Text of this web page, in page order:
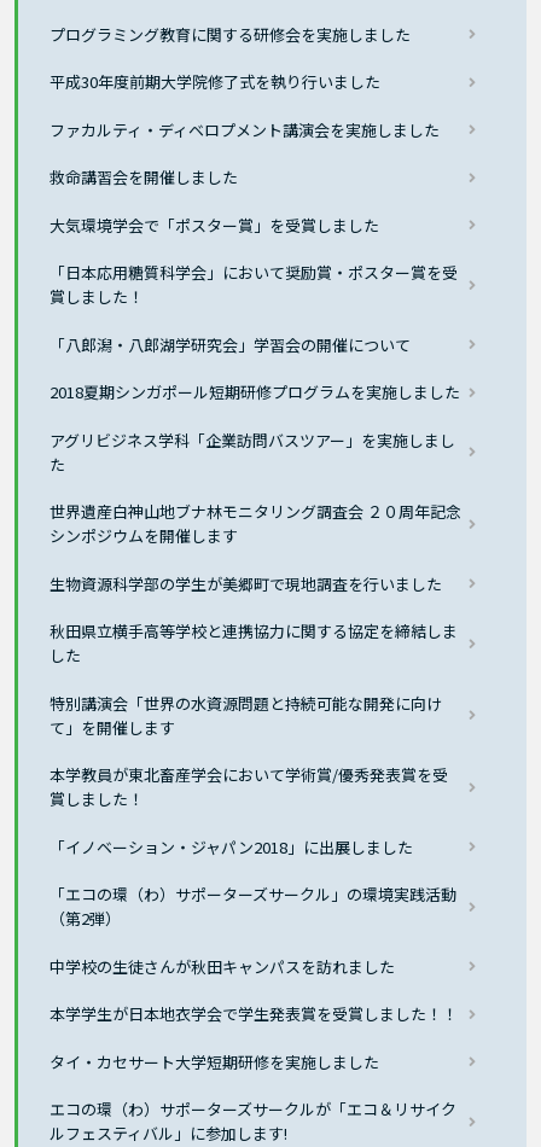
プログラミング教育に関する研修会を実施しました
平成30年度前期大学院修了式を執り行いました
ファカルティ・ディベロプメント講演会を実施しました
救命講習会を開催しました
大気環境学会で「ポスター賞」を受賞しました
「日本応用糖質科学会」において奨励賞・ポスター賞を受
賞しました！
「八郎潟・八郎湖学研究会」学習会の開催について
2018夏期シンガポール短期研修プログラムを実施しました
アグリビジネス学科「企業訪問バスツアー」を実施しまし
た
世界遺産白神山地ブナ林モニタリング調査会 ２０周年記念
シンポジウムを開催します
生物資源科学部の学生が美郷町で現地調査を行いました
秋田県立横手高等学校と連携協力に関する協定を締結しま
した
特別講演会「世界の水資源問題と持続可能な開発に向け
て」を開催します
本学教員が東北畜産学会において学術賞/優秀発表賞を受
賞しました！
「イノベーション・ジャパン2018」に出展しました
「エコの環（わ）サポーターズサークル」の環境実践活動
（第2弾）
中学校の生徒さんが秋田キャンパスを訪れました
本学学生が日本地衣学会で学生発表賞を受賞しました！！
タイ・カセサート大学短期研修を実施しました
エコの環（わ）サポーターズサークルが「エコ＆リサイク
ルフェスティバル」に参加します!